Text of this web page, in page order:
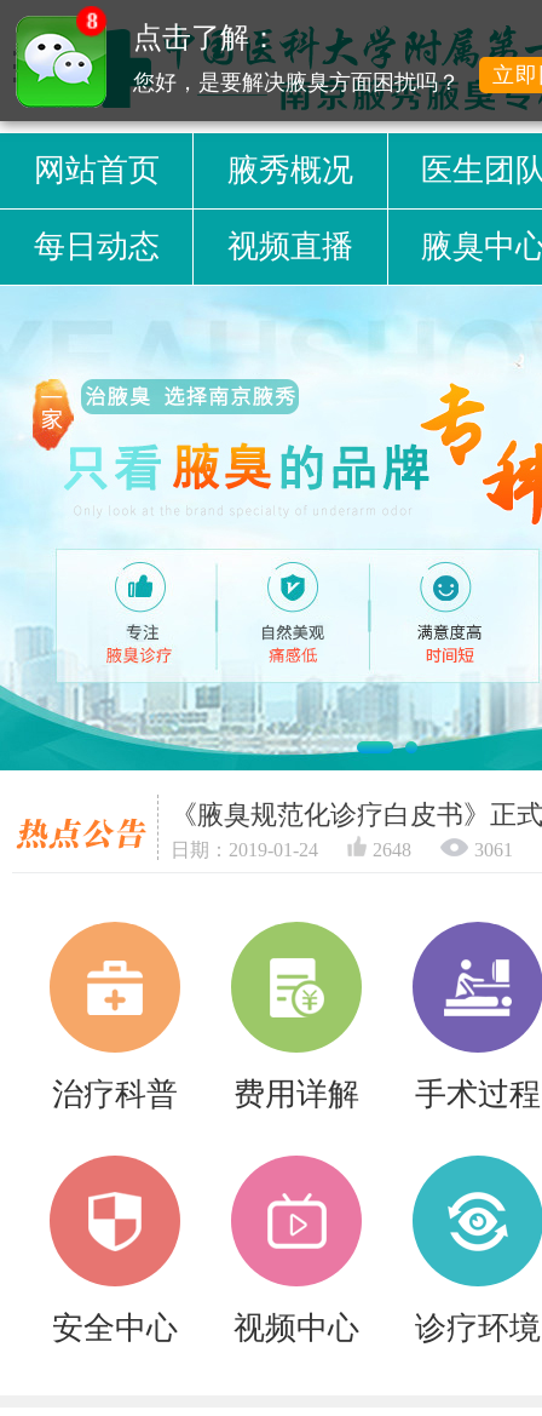
网站首页 腋秀概况 医生团
每日动态 视频直播 腋臭中
《腋臭规范化诊疗白皮书》正
日期：2019-01-24 2648 3061
治疗科普 费用详解 手术过程
安全中心 视频中心 诊疗环境
8
点击了解：
您好，是要解决腋臭方面困扰吗？ 立